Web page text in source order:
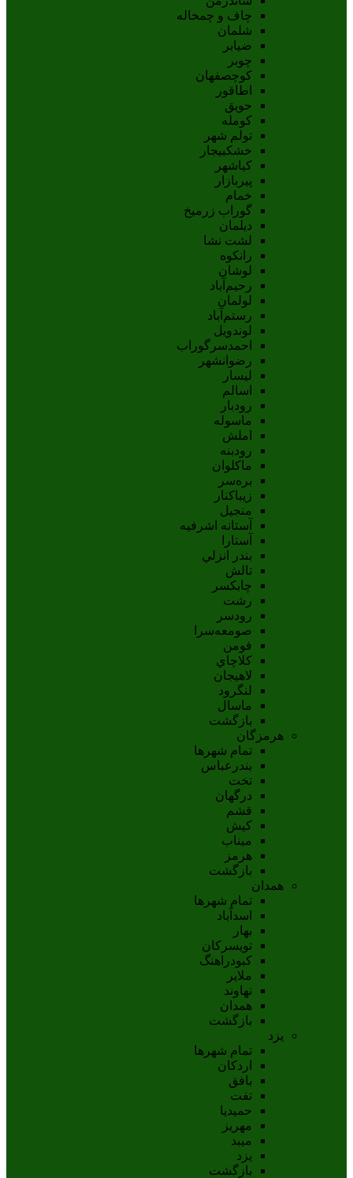
چاف و چمخاله
شلمان
ضیابر
چوبر
کوچصفهان
اطاقور
حویق
کومله
تولم شهر
خشکبیجار
کیاشهر
پیربازار
خمام
گوراب زرمیخ
دیلمان
لشت نشا
رانکوه
لوشان
رحیم‌آباد
لولمان
رستم‌آباد
لوندویل
احمدسرگوراب
رضوانشهر
لیسار
اسالم
رودبار
ماسوله
املش
رودبنه
ماکلوان
بره‌سر
زیباکنار
منجیل
آستانه اشرفيه
آستارا
بندر انزلي
تالش
چابکسر
رشت
رودسر
صومعه‌سرا
فومن
کلاچاي
لاهيجان
لنگرود
ماسال
بازگشت
هرمزگان
تمام شهر‌ها
بندرعباس
تخت
درگهان
قشم
کيش
ميناب
هرمز
بازگشت
همدان
تمام شهر‌ها
اسدآباد
بهار
تويسرکان
کبودراهنگ
ملاير
نهاوند
همدان
بازگشت
یزد
تمام شهر‌ها
اردکان
بافق
تفت
حميديا
مهریز
ميبد
يزد
بازگشت